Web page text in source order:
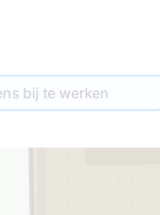
bij te werken